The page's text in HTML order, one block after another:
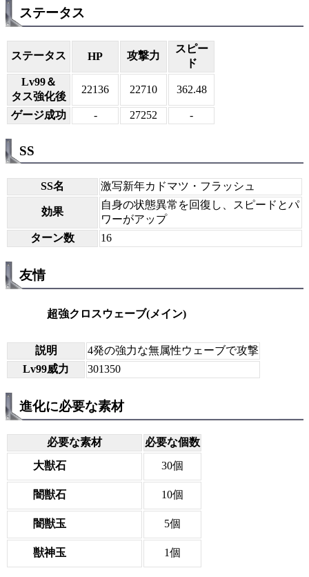
ステータス
ステータス HP 攻撃力
スピー
ド
Lv99＆
タス強化後
22136 22710 362.48
ゲージ成功 - 27252 -
SS
SS名 激写新年カドマツ・フラッシュ
効果
自身の状態異常を回復し、スピードとパ
ワーがアップ
ターン数
16
友情
超強クロスウェーブ(メイン)
説明
4発の強力な無属性ウェーブで攻撃
Lv99威力
301350
進化に必要な素材
必要な素材
必要な個数
大獣石
30個
闇獣石 10個
闇獣玉 5個
獣神玉 1個